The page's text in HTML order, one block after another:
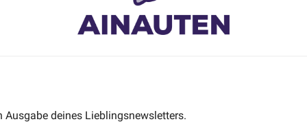
Ausgabe deines Lieblingsnewsletters.